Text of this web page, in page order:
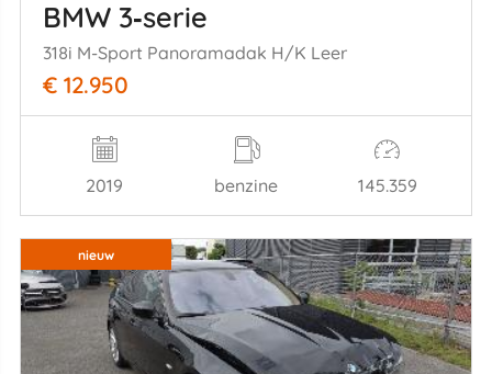
BMW 3‑serie
318i M-Sport Panoramadak H/K Leer
€ 12.950
2019 benzine 145.359
nieuw